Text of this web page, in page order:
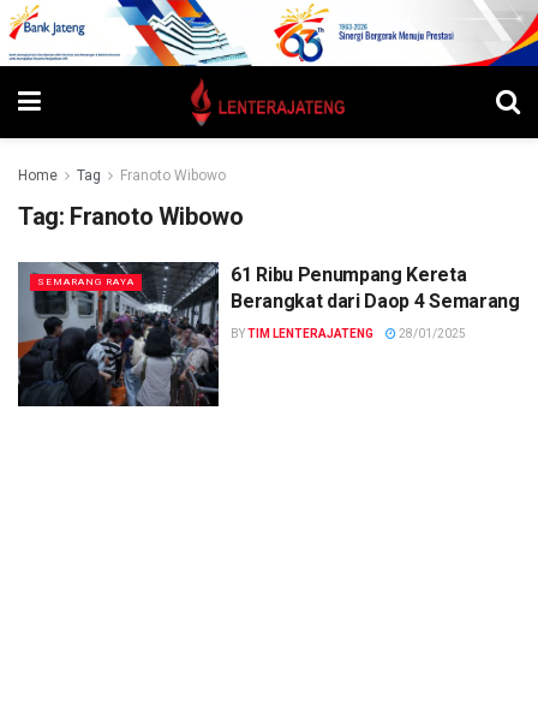
Home Tag Franoto Wibowo
Tag: Franoto Wibowo
SEMARANG RAYA
61 Ribu Penumpang Kereta
Berangkat dari Daop 4 Semarang
BYTIM LENTERAJATENG 28/01/2025